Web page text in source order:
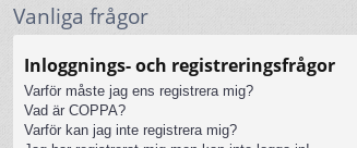
nk
ar
Vanliga frågor
Inloggnings- och registreringsfrågor
Varför måste jag ens registrera mig?
Vad är COPPA?
Varför kan jag inte registrera mig?